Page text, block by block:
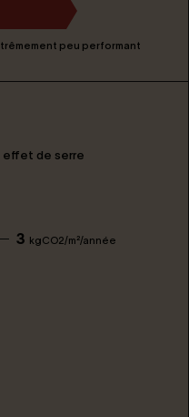
peu performant
effet de serre
3 kgCO2/m²/année